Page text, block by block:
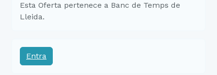
Esta Oferta pertenece a Banc de Temps de
Lleida.
Entra